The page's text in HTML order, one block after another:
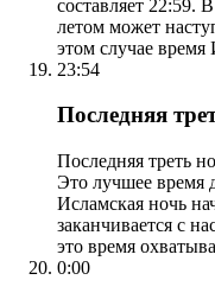
составляет 22:59.
летом может
этом случае
23:54
Последняя
Последняя треть
Это лучшее время
Исламская ночь
заканчивается с
это время
0:00